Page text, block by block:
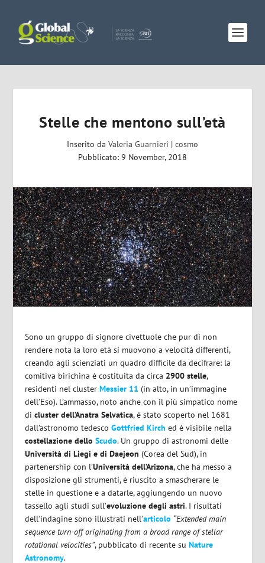
Stelle che mentono sull’età
Inserito da Valeria Guarnieri | cosmo
Pubblicato: 9 November, 2018
Sono un gruppo di signore civettuole che pur di non
rendere nota la loro età si muovono a velocità differenti,
creando agli scienziati un quadro difficile da decifrare: la
comitiva birichina è costituita da circa 2900 stelle,
residenti nel clusterMessier 11 (in alto, in un’immagine
dell’Eso). L’ammasso, noto anche con il più simpatico nome
dicluster dell’Anatra Selvatica, è stato scoperto nel 1681
dall’astronomo tedescoGottfried Kirch ed è visibile nella
costellazione delloScudo. Un gruppo di astronomi delle
Università di Liegi e di Daejeon (Corea del Sud), in
partenership con l’Università dell’Arizona, che ha messo a
disposizione gli strumenti, è riuscito a smascherare le
stelle in questione e a datarle, aggiungendo un nuovo
tassello agli studi sull’evoluzione degli astri. I risultati
dell’indagine sono illustrati nell’articolo “Extended main
sequence turn-off originating from a broad range of stellar
rotational velocities”, pubblicato di recente suNature
Astronomy.